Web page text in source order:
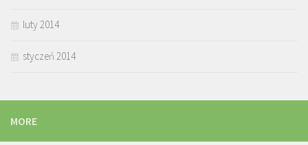
luty 2014
styczeń 2014
MORE